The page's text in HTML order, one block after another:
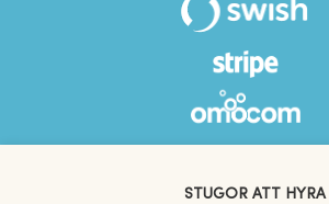
STUGOR ATT HYRA